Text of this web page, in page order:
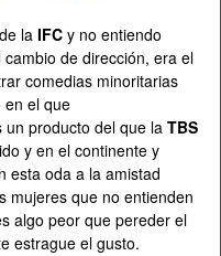
laIFC y no entiendo
de dirección, era el
comedias minoritarias
en el que
un producto del que la TBS
y en el continente y
esta oda a la amistad
mujeres que no entienden
algo peor que pereder el
estrague el gusto.